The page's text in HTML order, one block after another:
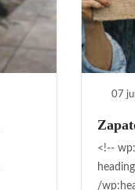
07
<!--
/